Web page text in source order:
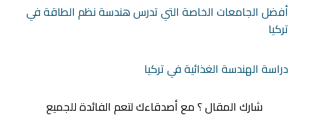
أفضل الجامعات الخاصة التي تدرس هندسة نظم الطاقة في
تركيا
دراسة الهندسة الغذائية في تركيا
شارك المقال ؟ مع أصدقاءك لتعم الفائدة للجميع